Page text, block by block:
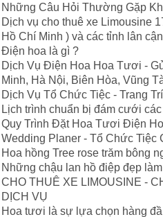
Những Câu Hỏi Thường Gặp
Dịch vụ cho thuê xe Limousine
Hồ Chí Minh ) và các tỉnh lân
Điện hoa là gì ?
Dịch Vụ Điện Hoa Hoa Tươi -
Minh, Hà Nội, Biên Hòa, Vũng
Dịch Vụ Tổ Chức Tiệc - Trang
Lịch trình chuẩn bị đám cưới
Quy Trình Đặt Hoa Tươi Điện
Wedding Planer - Tổ Chức
Hoa hồng Tree rose trăm bông
Những chậu lan hồ điệp đẹp
CHO THUÊ XE LIMOUSINE -
DỊCH VỤ
Hoa tươi là sự lựa chọn hàng